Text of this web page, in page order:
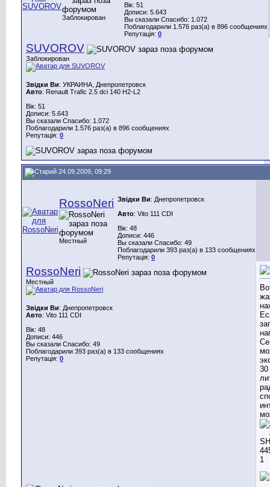
Заблокирован
Вік: 51
Дописи: 5.643
Вы сказали Спасибо: 1.072
Поблагодарили 1.576 раз(а) в 896 сообщениях
Репутація: 0
SUVOROV
Заблокирован
Звідки Ви: УКРАИНА, Днепропетровск
Авто: Renault Trafic 2.5 dci 140 H2-L2
Вік: 51
Дописи: 5.643
Вы сказали Спасибо: 1.072
Поблагодарили 1.576 раз(а) в 896 сообщениях
Репутація: 0
24.09.2009, 09:29
RossoNeri
Местный
Звідки Ви: Днепропетровск
Авто: Vito 111 CDI
Вік: 48
Дописи: 446
Вы сказали Спасибо: 49
Поблагодарили 393 раз(а) в 133 сообщениях
Репутація: 0
RossoNeri
Местный
Звідки Ви: Днепропетровск
Авто: Vito 111 CDI
Вік: 48
Дописи: 446
Вы сказали Спасибо: 49
Поблагодарили 393 раз(а) в 133 сообщениях
Репутація: 0
30